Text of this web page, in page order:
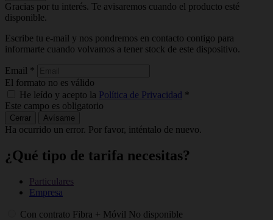
Gracias por tu interés. Te avisaremos cuando el producto esté
disponible.
Escribe tu e-mail y nos pondremos en contacto contigo para
informarte cuando volvamos a tener stock de este dispositivo.
Email *
El formato no es válido
He leído y acepto la Política de Privacidad *
Este campo es obligatorio
Cerrar Avísame
Ha ocurrido un error. Por favor, inténtalo de nuevo.
¿Qué tipo de tarifa necesitas?
Particulares
Empresa
Con contrato Fibra + Móvil No disponible